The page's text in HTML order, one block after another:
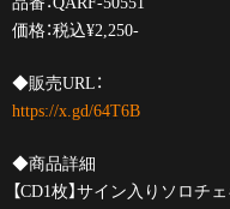
価格：税込¥2,250-
◆販売URL：
https://x.gd/64T6B
◆商品詳細
【CD1枚】サイン入りソロチ